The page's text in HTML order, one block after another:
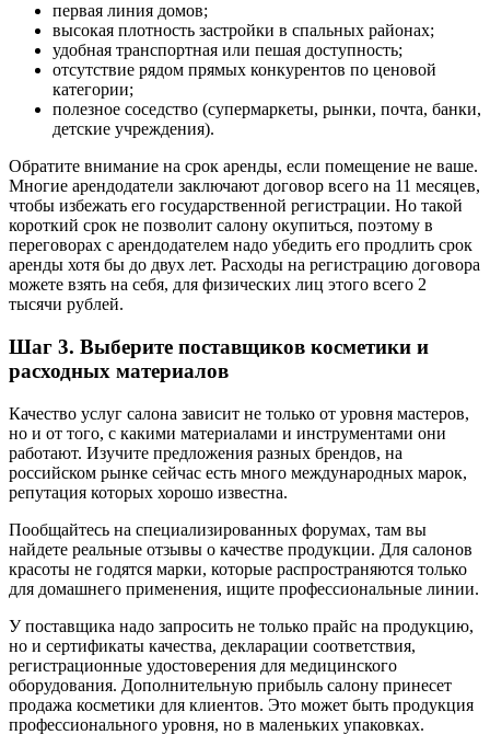
первая линия домов;
высокая плотность застройки в спальных районах;
удобная транспортная или пешая доступность;
отсутствие рядом прямых конкурентов по ценовой
категории;
полезное соседство (супермаркеты, рынки, почта, банки,
детские учреждения).
Обратите внимание на срок аренды, если помещение не ваше.
Многие арендодатели заключают договор всего на 11 месяцев,
чтобы избежать его государственной регистрации. Но такой
короткий срок не позволит салону окупиться, поэтому в
переговорах с арендодателем надо убедить его продлить срок
аренды хотя бы до двух лет. Расходы на регистрацию договора
можете взять на себя, для физических лиц этого всего 2
тысячи рублей.
Шаг 3. Выберите поставщиков косметики и
расходных материалов
Качество услуг салона зависит не только от уровня мастеров,
но и от того, с какими материалами и инструментами они
работают. Изучите предложения разных брендов, на
российском рынке сейчас есть много международных марок,
репутация которых хорошо известна.
Пообщайтесь на специализированных форумах, там вы
найдете реальные отзывы о качестве продукции. Для салонов
красоты не годятся марки, которые распространяются только
для домашнего применения, ищите профессиональные линии.
У поставщика надо запросить не только прайс на продукцию,
но и сертификаты качества, декларации соответствия,
регистрационные удостоверения для медицинского
оборудования. Дополнительную прибыль салону принесет
продажа косметики для клиентов. Это может быть продукция
профессионального уровня, но в маленьких упаковках.